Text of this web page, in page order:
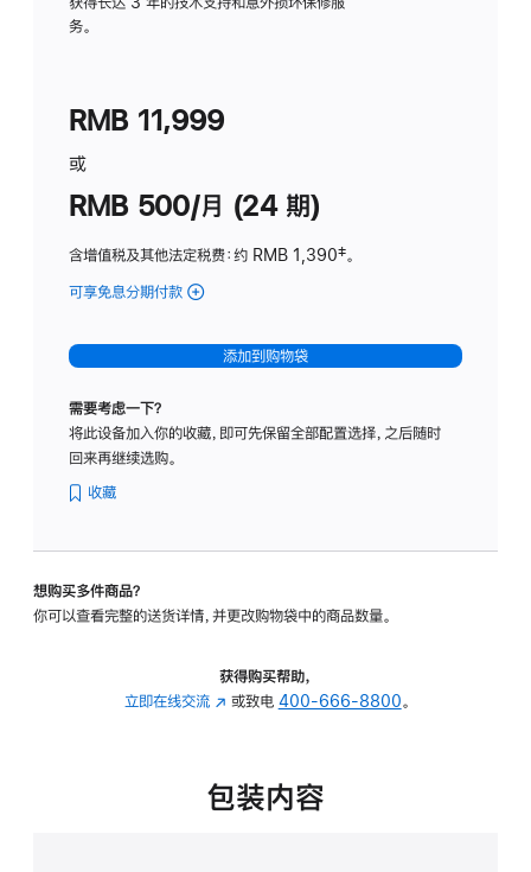
务。
RMB 11,999
或
RMB 500/月 (24 期)
含增值税及其他法定税费：约 RMB 1,390脚
‡。
可享免息分期付款 (Studio
-
标
璃
转
的
添加到购物袋
需要考虑一下？
将此设备加入你的收藏，即可先保留全部配置选择，之后随时
回来再继续选购。
收藏
想购买多件商品？
你可以查看完整的送货详情，并更改购物袋中的商品数量。
获得购买帮助，
立即在线交流 (在
中
或致电 400-666-8800。
包装内容